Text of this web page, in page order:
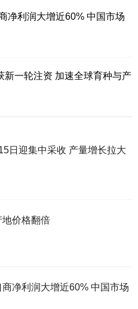
净利润大增近60% 中国市场
新一轮注资 加速全球育种与产
中采收 产量增长拉大
地价格翻倍
净利润大增近60% 中国市场